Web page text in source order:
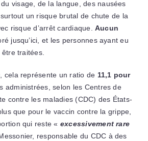
visage, de la langue, des nausées
un risque brutal de chute de la
risque d’arrêt cardiaque. Aucun
jusqu’ici, et les personnes ayant eu
traitées.
cela représente un ratio de 11,1 pour
administrées, selon les Centres de
contre les maladies (CDC) des États-
que pour le vaccin contre la grippe,
qui reste « excessivement rare
responsable du CDC à des